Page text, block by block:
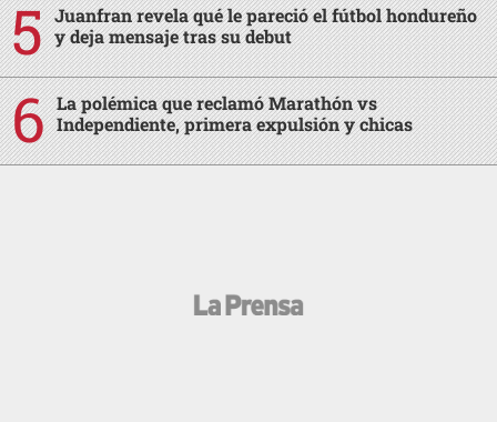
Juanfran revela qué le pareció el fútbol hondureño
y deja mensaje tras su debut
La polémica que reclamó Marathón vs
Independiente, primera expulsión y chicas